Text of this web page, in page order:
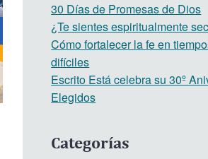
30 Días de Promesas de Dios
¿Te sientes espiritualmente
Cómo fortalecer la fe en
difíciles
Escrito Está celebra su 30º
Elegidos
Categorías